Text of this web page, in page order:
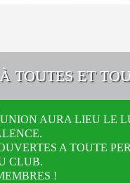
TOUTES ET
AURA LIEU LE
A TOUTE
CLUB.
!